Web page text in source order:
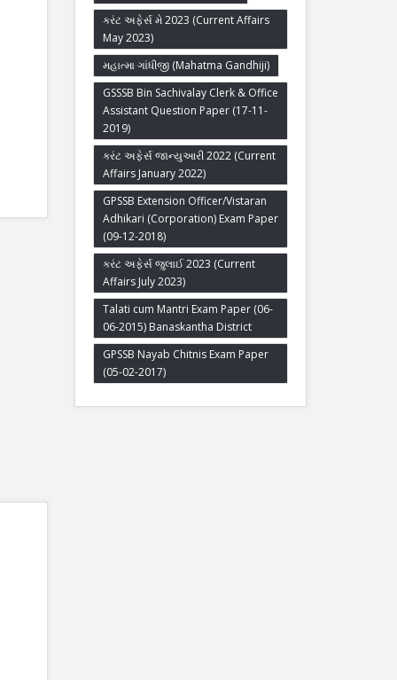
કરંટ અફેર્સ મે 2023 (Current Affairs
May 2023)
મહાત્મા ગાંધીજી (Mahatma Gandhiji)
GSSSB Bin Sachivalay Clerk & Office
Assistant Question Paper (17-11-
2019)
કરંટ અફેર્સ જાન્યુઆરી 2022 (Current
Affairs January 2022)
GPSSB Extension Officer/Vistaran
Adhikari (Corporation) Exam Paper
(09-12-2018)
કરંટ અફેર્સ જુલાઈ 2023 (Current
Affairs July 2023)
Talati cum Mantri Exam Paper (06-
06-2015) Banaskantha District
GPSSB Nayab Chitnis Exam Paper
(05-02-2017)